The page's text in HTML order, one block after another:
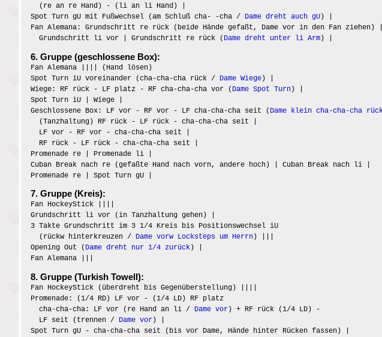
(re an re Hand) - (li an li Hand) |
Spot Turn gU mit Fußwechsel (am Schluß cha- -cha / Dame dreht auch gU) |
Fan Alemana: Grundschritt re rück (beide Hände gefaßt, Dame vor in den Fan ziehen) |
Grundschritt li vor | Grundschritt re rück ( Dame dreht unter li Arm) |
6. Gruppe (geschlossene Box):
Fan Alemana |||| (Hand lösen)
Spot Turn iU voreinander (cha-cha-cha rück / Dame Wiege) |
Wiege: RF rück - LF platz - RF cha-cha-cha vor ( Dame Spot Turn) |
Spot Turn iU | Wiege |
Geschlossene Box: LF vor - RF vor - LF cha-cha-cha seit ( Dame klein cha-cha-cha
(Tanzhaltung) RF rück - LF rück - cha-cha-cha seit |
LF vor - RF vor - cha-cha-cha seit |
RF rück - LF rück - cha-cha-cha seit |
Promenade re | Promenade li |
Cuban Break nach re (gefaßte Hand nach vorn, andere hoch) | Cuban Break nach li |
Promenade re | Spot Turn gU |
7. Gruppe (Kreis):
Fan HockeyStick ||||
Grundschritt li vor (in Tanzhaltung gehen) |
3 Takte Grundschritt im 3 1/4 Kreis bis Positionswechsel iU
(rückw hinterkreuzen / Dame vorw Locksteps um Herrn ) |||
Opening Out ( Dame dreht nur 1/4 zurück ) |
Fan Alemana |||
8. Gruppe (Turkish Towell):
Fan HockeyStick (überdreht bis Gegenüberstellung) ||||
Promenade: (1/4 RD) LF vor - (1/4 LD) RF platz
cha-cha-cha: LF vor (re Hand an li / Dame vor ) + RF rück (1/4 LD) -
LF seit (trennen / Dame vor ) |
Spot Turn gU - cha-cha-cha seit (bis vor Dame, Hände hinter Rücken fassen) |